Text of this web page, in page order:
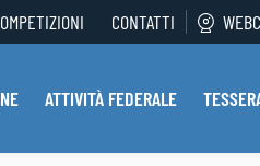
CONTATTI
ATTIVITÀ FEDERALE